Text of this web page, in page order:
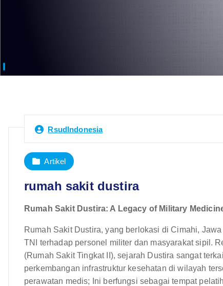
RsudIndonesia
Artikel
rumah sakit dustira
Rumah Sakit Dustira: A Legacy of Military
Rumah Sakit Dustira, yang berlokasi di Cimahi,
TNI terhadap personel militer dan masyarakat sipil.
(Rumah Sakit Tingkat II), sejarah Dustira sangat
perkembangan infrastruktur kesehatan di wilayah
perawatan medis; Ini berfungsi sebagai tempat